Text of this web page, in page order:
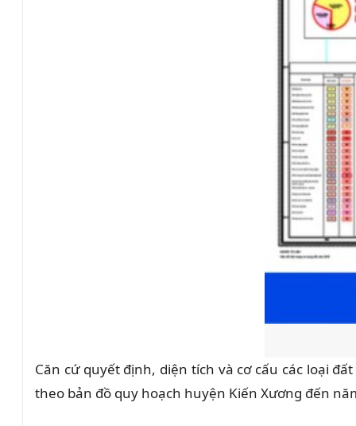
Căn cứ quyết định, diện tích và cơ cấu các loại
theo bản đồ quy hoạch huyện Kiến Xương đến